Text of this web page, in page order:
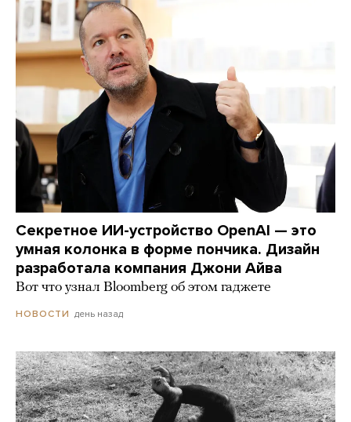
Секретное ИИ-устройство OpenAI — это
умная колонка в форме пончика. Дизайн
разработала компания Джони Айва
Вот что узнал Bloomberg об этом гаджете
НОВОСТИ день назад